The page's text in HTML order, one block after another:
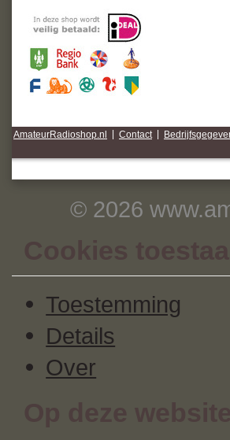
AmateurRadioshop.nl Contact
© 2026
Cookies
Toestemming
Details
Over
Op deze